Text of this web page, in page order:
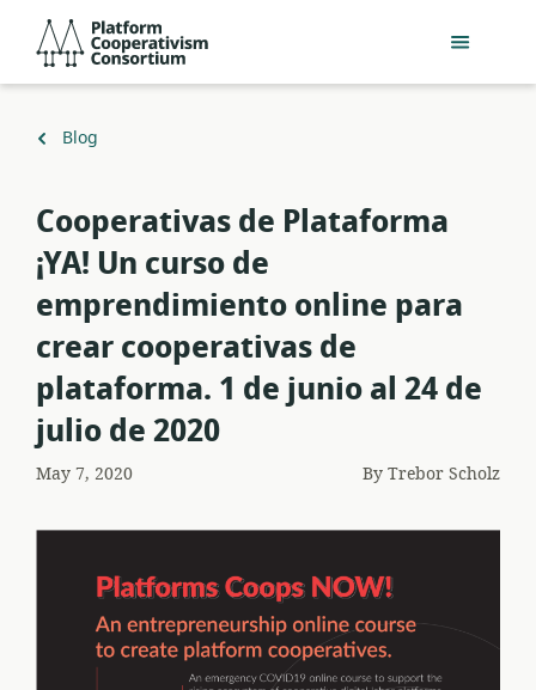
main
Consortium
Back
Blog
Cooperativas de Plataforma
¡YA! Un curso de
emprendimiento online para
crear cooperativas de
plataforma. 1 de junio al 24 de
julio de 2020
May 7, 2020 ByTrebor Scholz